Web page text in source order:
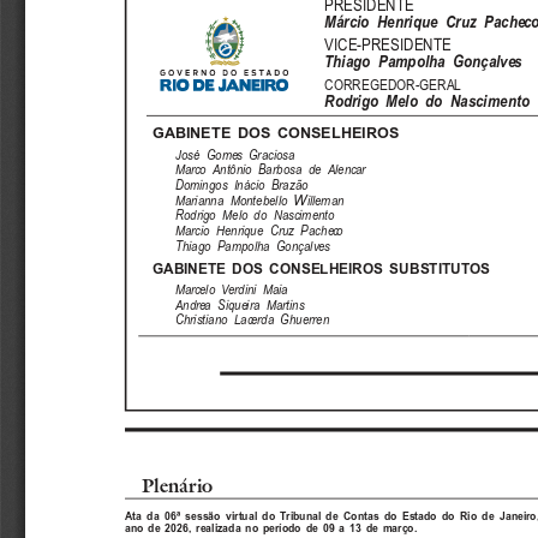
GABINETE  DOS  CONSELHEIROS
José  Gomes  Graciosa
Marco  Antônio  Barbosa  de  Alencar
Domingos  Inácio  Brazão
Marianna  Montebello Willeman
Rodrigo  Melo  do  Nascimento
Marcio  Henrique  Cruz  Pacheco
Thiago  Pampolha  Gonçalves
GABINETE  DOS  CONSELHEIROS  SUBSTITUTOS
Marcelo  Verdini  Maia
Andrea  Siqueira  Martins
Christiano  Lacerda  Ghuerren
PRESIDENTE
Márcio  Henrique  Cruz  Pacheco
VICE-PRESIDENTE
Thiago  Pampolha  Gonçalves
CORREGEDOR-GERAL
Rodrigo  Melo  do  Nascimento
Plenário
Ata  da  06ª  sessão  virtual  do  Tribunal  de  Contas  do  Estado  do  Rio  de
ano  de  2026,  realizada  no  período  de  09  a  13  de  março.